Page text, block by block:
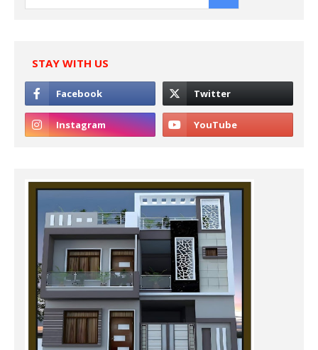
STAY WITH US